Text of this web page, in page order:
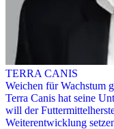
TERRA CANIS
Weichen für Wachstum
Terra Canis hat seine
will der
Weiterentwicklung